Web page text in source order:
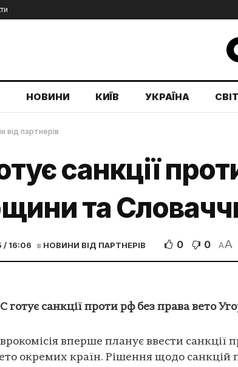
НОВИНИ КИЇВ УКРАЇНА СВІТ
від партнерів
санкції
та
/ 16:06 в НОВИНИ ВІД ПАРТНЕРІВ 0 0 AA
готує санкції проти рф без права вето
вперше планує ввести санкції
окремих країн. Рішення щодо санкцій